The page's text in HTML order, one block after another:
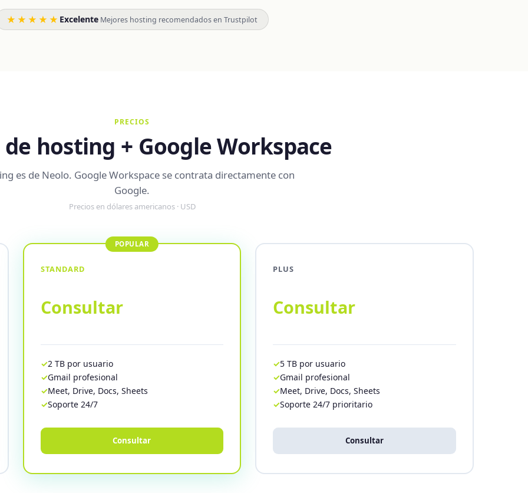
★★★★★ Excelente Mejores hosting recomendados en Trustpilot
PRECIOS
de hosting + Google Workspace
es de Neolo. Google Workspace se contrata directamente con
Google.
Precios en dólares americanos · USD
STANDARD
Consultar
2 TB por usuario
Gmail profesional
Meet, Drive, Docs, Sheets
Soporte 24/7
Consultar
PLUS
Consultar
5 TB por usuario
Gmail profesional
Meet, Drive, Docs, Sheets
Soporte 24/7 prioritario
Consultar